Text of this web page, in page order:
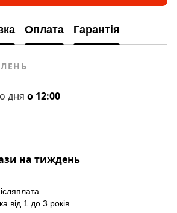
Оплата Гарантія
дня о 12:00
на тиждень
від 1 до 3 років.